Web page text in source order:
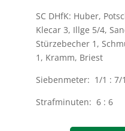
SC DHfK: Huber,
Klecar 3, Illge 5/4,
Stürzebecher 1,
1, Kramm, Briest
Siebenmeter: 1/1 : 7/
Strafminuten: 6 : 6